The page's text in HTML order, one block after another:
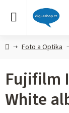
DomůFoto a Optika
Fujifilm
White